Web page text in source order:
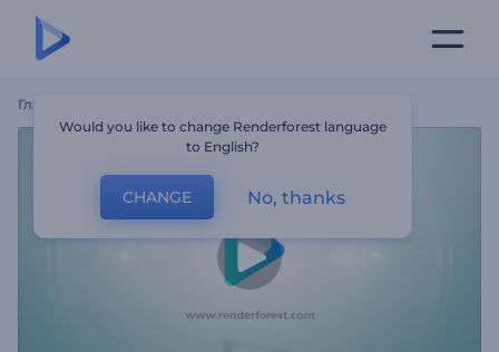
Главная
Would you like to change Renderforest language
to English?
CHANGE No, thanks